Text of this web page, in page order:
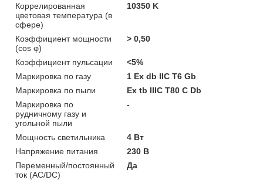
Коррелированная
цветовая температура (в
сфере)
10350 K
Коэффициент мощности
(cos φ)
> 0,50
Коэффициент пульсации
<5%
Маркировка по газу
1 Ex db IIC T6 Gb
Маркировка по пыли
Ex tb IIIC T80 C Db
Маркировка по
рудничному газу и
угольной пыли
-
Мощность светильника
4 Вт
Напряжение питания
230 В
Переменный/постоянный
ток (AC/DC)
Да